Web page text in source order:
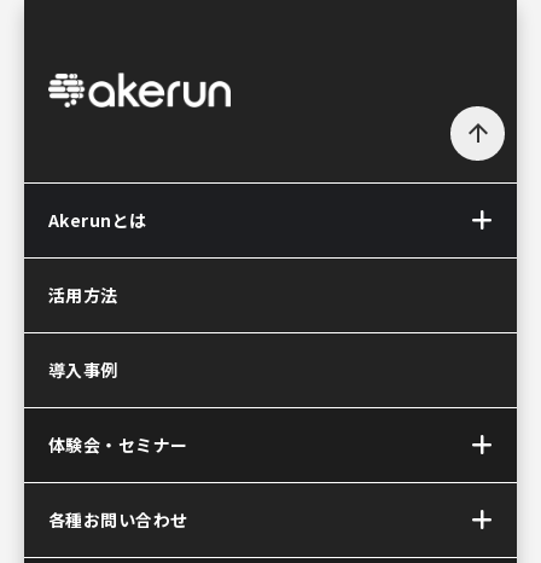
arrow_upward
Akerunとは
Akerun(アケルン)とは
Akerunコントローラー
Akerun Connect
(アケルンコネクト)
選ばれる理由
活用方法
導入事例
体験会・セミナー
オンラインセミナー
各種お問い合わせ